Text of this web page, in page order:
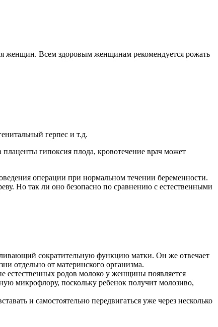
женщин. Всем здоровым женщинам рекомендуется рожать
герпес и т.д.
плаценты гипоксия плода, кровотечение врач может
операции при нормальном течении беременности.
Но так ли оно безопасно по сравнению с естественными
сократительную функцию матки. Он же отвечает
отдельно от материнского организма.
естественных родов молоко у женщины появляется
микрофлору, поскольку ребенок получит молозиво,
и самостоятельно передвигаться уже через несколько